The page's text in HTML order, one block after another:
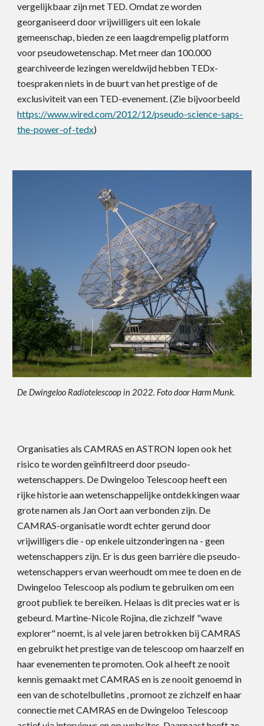
vergelijkbaar zijn met TED. Omdat ze worden
georganiseerd door vrijwilligers uit een lokale
gemeenschap, bieden ze een laagdrempelig platform
voor pseudowetenschap. Met meer dan 100.000
gearchiveerde lezingen wereldwijd hebben TEDx-
toespraken niets in de buurt van het prestige of de
exclusiviteit van een TED-evenement. (Zie bijvoorbeeld
https://www.wired.com/2012/12/pseudo-science-saps-
the-power-of-tedx)
De Dwingeloo Radiotelescoop in 2022. Foto door Harm Munk.
Organisaties als CAMRAS en ASTRON lopen ook het
risico te worden geïnfiltreerd door pseudo-
wetenschappers. De Dwingeloo Telescoop heeft een
rijke historie aan wetenschappelijke ontdekkingen waar
grote namen als Jan Oort aan verbonden zijn. De
CAMRAS-organisatie wordt echter gerund door
vrijwilligers die - op enkele uitzonderingen na - geen
wetenschappers zijn. Er is dus geen barrière die pseudo-
wetenschappers ervan weerhoudt om mee te doen en de
Dwingeloo Telescoop als podium te gebruiken om een
groot publiek te bereiken. Helaas is dit precies wat er is
gebeurd. Martine-Nicole Rojina, die zichzelf "wave
explorer" noemt, is al vele jaren betrokken bij CAMRAS
en gebruikt het prestige van de telescoop om haarzelf en
haar evenementen te promoten. Ook al heeft ze nooit
kennis gemaakt met CAMRAS en is ze nooit genoemd in
een van de schotelbulletins , promoot ze zichzelf en haar
connectie met CAMRAS en de Dwingeloo Telescoop